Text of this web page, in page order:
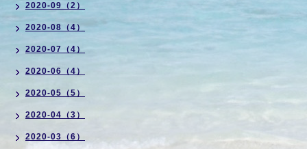
2020-09（2）
2020-08（4）
2020-07（4）
2020-06（4）
2020-05（5）
2020-04（3）
2020-03（6）